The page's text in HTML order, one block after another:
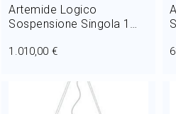
Artemide Logico
Sospensione Singola 1
1.010,00 €